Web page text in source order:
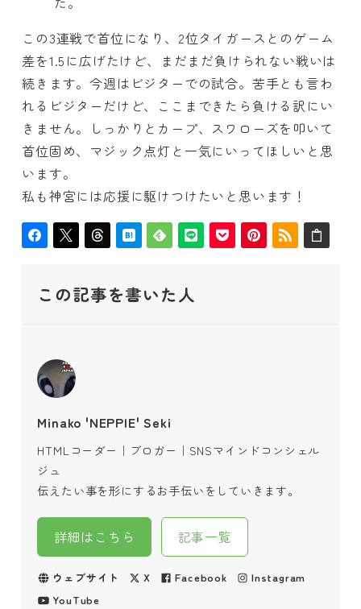
この3連戦で首位になり、2位タイガースとのゲーム
差を1.5に広げたけど、まだまだ負けられない戦いは
続きます。今週はビジターでの試合。苦手とも言わ
れるビジターだけど、ここまできたら負ける訳にい
きません。しっかりとカープ、スワローズを叩いて
首位固め、マジック点灯と一気にいってほしいと思
います。
私も神宮には応援に駆けつけたいと思います！
この記事を書いた人
Minako 'NEPPIE' Seki
HTMLコーダー｜ブロガー｜SNSマインドコンシェル
ジュ
伝えたい事を形にするお手伝いをしていきます。
詳細はこちら 記事一覧
ウェブサイト X Facebook
Instagram
YouTube